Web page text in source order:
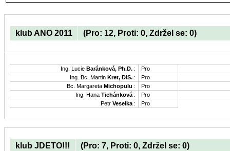
klub ANO 2011 (Pro: 12, Proti: 0, Zdržel se: 0)
Ing. Lucie Baránková, Ph.D. :
Pro
Ing. Bc. Martin Kret, DiS. :
Pro
Bc. Margareta Michopulu :
Pro
Ing. Hana Tichánková :
Pro
Petr Veselka : Pro
klub JDETO!!! (Pro: 7, Proti: 0, Zdržel se: 0)